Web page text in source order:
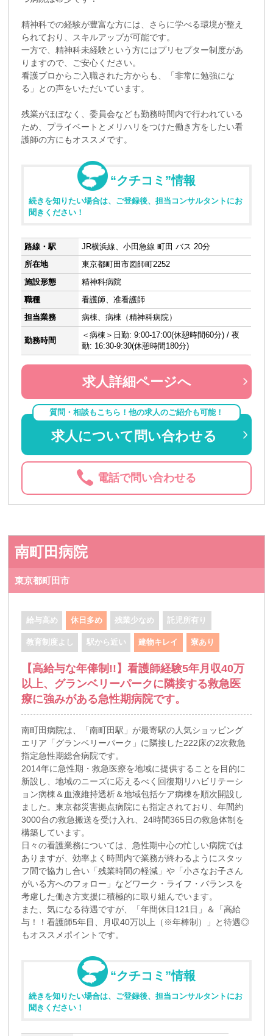
精神科での経験が豊富な方には、さらに学べる環境が整え
られており、スキルアップが可能です。
一方で、精神科未経験という方にはプリセプター制度があ
りますので、ご安心ください。
看護プロからご入職された方からも、「非常に勉強にな
る」との声をいただいています。
残業がほぼなく、委員会なども勤務時間内で行われている
ため、プライベートとメリハリをつけた働き方をしたい看
護師の方にもオススメです。
“クチコミ”情報
続きを知りたい場合は、ご登録後、担当コンサルタントにお
聞きください！
路線・駅
JR横浜線、小田急線 町田 バス 20分
所在地
東京都町田市図師町2252
施設形態
精神科病院
職種
看護師、准看護師
担当業務
病棟、病棟（精神科病院）
勤務時間
＜病棟＞日勤: 9:00-17:00(休憩時間60分) / 夜
勤: 16:30-9:30(休憩時間180分)
求人詳細ページへ
質問・相談もこちら！他の求人のご紹介も可能！
求人について問い合わせる
電話で問い合わせる
南町田病院
東京都町田市
給与高め 休日多め 残業少なめ 託児所有り
教育制度よし 駅から近い 建物キレイ 寮あり
【高給与な年俸制!!】看護師経験5年月収40万
以上、グランベリーパークに隣接する救急医
療に強みがある急性期病院です。
南町田病院は、「南町田駅」が最寄駅の人気ショッピング
エリア「グランベリーパーク」に隣接した222床の2次救急
指定急性期総合病院です。
2014年に急性期・救急医療を地域に提供することを目的に
新設し、地域のニーズに応えるべく回復期リハビリテーシ
ョン病棟＆血液維持透析＆地域包括ケア病棟を順次開設し
ました。東京都災害拠点病院にも指定されており、年間約
3000台の救急搬送を受け入れ、24時間365日の救急体制を
構築しています。
日々の看護業務については、急性期中心の忙しい病院では
ありますが、効率よく時間内で業務が終わるようにスタッ
フ間で協力し合い「残業時間の軽減」や「小さなお子さん
がいる方へのフォロー」などワーク・ライフ・バランスを
考慮した働き方支援に積極的に取り組んでいます。
また、気になる待遇ですが、「年間休日121日」＆「高給
与！！看護師5年目、月収40万以上（※年棒制）」と待遇◎
もオススメポイントです。
“クチコミ”情報
続きを知りたい場合は、ご登録後、担当コンサルタントにお
聞きください！